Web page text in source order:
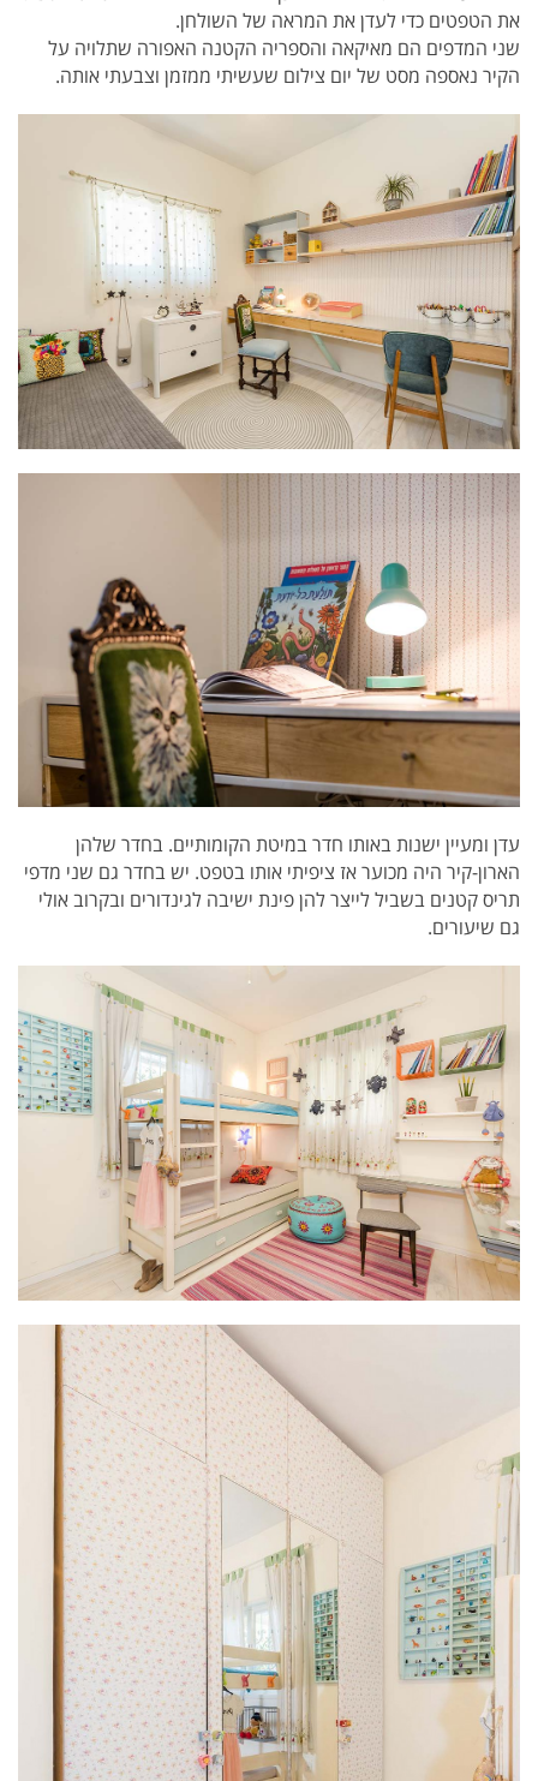
את הטפטים כדי לעדן את המראה של השולחן.
שני המדפים הם מאיקאה והספריה הקטנה האפורה שתלויה על
הקיר נאספה מסט של יום צילום שעשיתי ממזמן וצבעתי אותה.
עדן ומעיין ישנות באותו חדר במיטת הקומותיים. בחדר שלהן
הארון-קיר היה מכוער אז ציפיתי אותו בטפט. יש בחדר גם שני מדפי
תריס קטנים בשביל לייצר להן פינת ישיבה לגינדורים ובקרוב אולי
גם שיעורים.